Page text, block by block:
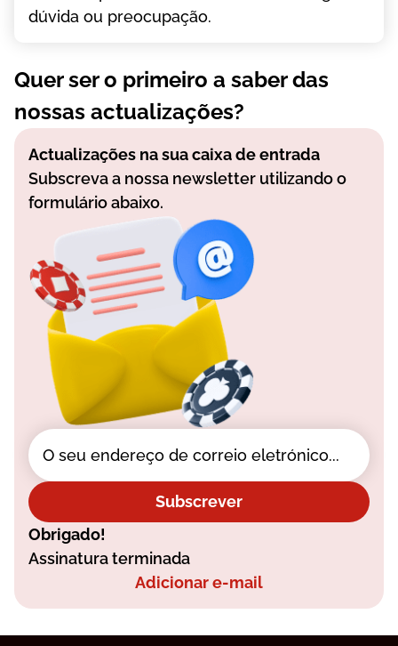
dúvіdа оu рrеосuраçãо.
Quer ser o primeiro a saber das
nossas actualizações?
Actualizações na sua caixa de entrada
Subscreva a nossa newsletter utilizando o
formulário abaixo.
Subscrever
Obrigado!
Assinatura terminada
Adicionar e-mail